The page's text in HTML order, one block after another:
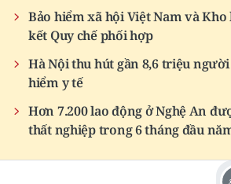
CÁC CHUYÊN TRANG
VỀ BÁO NHÂN DÂN
THỜI NAY
Bảo hiểm xã hội Việt Nam và
kết Quy chế phối hợp
Hà Nội thu hút gần 8,6 triệu
hiểm y tế
Hơn 7.200 lao động ở Nghệ An
thất nghiệp trong 6 tháng đầu